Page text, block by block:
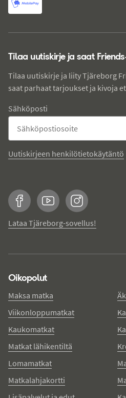
Tilaa uutiskirje ja saat
Tilaa uutiskirje ja liity Tjäreborg
saat parhaat tarjoukset ja kivoja
Sähköposti
Uutiskirjeen henkilötietokäytäntö
FacebookYouTubeInstagram
Lataa Tjäreborg-sovellus!
Oikopolut
Maksa matka
Viikonloppumatkat
Kaukomatkat
Matkat lähikentiltä
Lomamatkat
Matkalahjakortti